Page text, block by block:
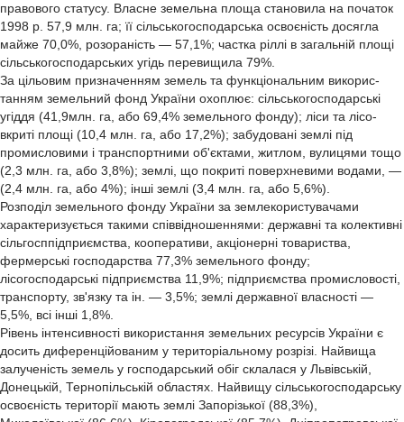
правового статусу. Власне земельна площа становила на початок
1998 р. 57,9 млн. га; її сільськогосподарська освоєність досягла
майже 70,0%, розораність — 57,1%; частка ріллі в загальній площі
сільськогосподарських угідь перевищила 79%.
За цільовим призначенням земель та функціональним викорис-
танням земельний фонд України охоплює: сільськогосподарські
угіддя (41,9млн. га, або 69,4% земельного фонду); ліси та лісо-
вкриті площі (10,4 млн. га, або 17,2%); забудовані землі під
промисловими і транспортними об'єктами, житлом, вулицями тощо
(2,3 млн. га, або 3,8%); землі, що покриті поверхневими водами, —
(2,4 млн. га, або 4%); інші землі (3,4 млн. га, або 5,6%).
Розподіл земельного фонду України за землекористувачами
характеризується такими співвідношеннями: державні та колективні
сільгосппідприємства, кооперативи, акціонерні товариства,
фермерські господарства 77,3% земельного фонду;
лісогосподарські підприємства 11,9%; підприємства промисловості,
транспорту, зв'язку та ін. — 3,5%; землі державної власності —
5,5%, всі інші 1,8%.
Рівень інтенсивності використання земельних ресурсів України є
досить диференційованим у територіальному розрізі. Найвища
залученість земель у господарський обіг склалася у Львівській,
Донецькій, Тернопільській областях. Найвищу сільськогосподарську
освоєність території мають землі Запорізької (88,3%),